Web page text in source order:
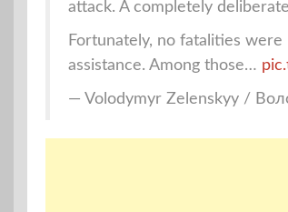
attack. A completely
Fortunately, no fatalities
assistance. Among those…
— Volodymyr Zelenskyy /